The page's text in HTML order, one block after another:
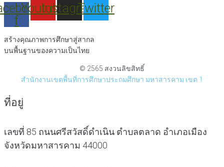
f
Youtube
Instagram
Twitter
สร้างคุณภาพการศึกษาสู่สากล
บนพื้นฐานของความเป็นไทย
© 2565 สงวนลิขสิทธิ์
สำนักงานเขตพื้นที่การศึกษาประถมศึกษา มหาสารคาม เขต 1
ที่อยู่
เลขที่ 85 ถนนศรีสวัสดิ์ดำเนิน ตำบลตลาด อำเภอเมือง
จังหวัดมหาสารคาม 44000